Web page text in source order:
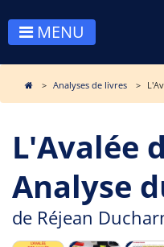
MENU
Analyses de livres
L'Avalée
Analyse
de Réjean